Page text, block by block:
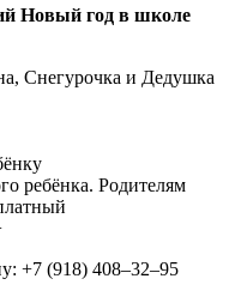
Новый год в школе
Снегурочка и Дедушка
ребёнка. Родителям
+7 (918) 408–32–95